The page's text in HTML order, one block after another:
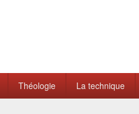
Théologie La technique